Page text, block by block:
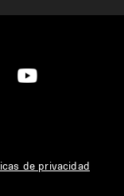
de privacidad